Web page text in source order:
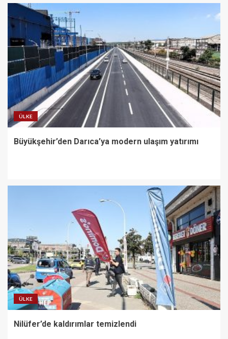
ÜLKE
Büyükşehir’den Darıca’ya modern ulaşım yatırımı
ÜLKE
Nilüfer’de kaldırımlar temizlendi